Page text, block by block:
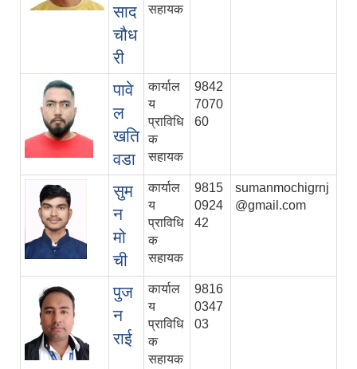
साद
चौध
री
सहायक
पावे
ल
खति
वडा
कार्याल
य
प्राविधि
क
सहायक
9842
7070
60
सुम
न
मो
ची
कार्याल
य
प्राविधि
क
सहायक
9815
0924
42
sumanmochigrnj
@gmail.com
पुज
न
राई
कार्याल
य
प्राविधि
क
सहायक
9816
0347
03